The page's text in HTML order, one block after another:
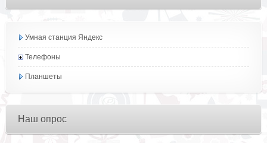
Умная станция Яндекс
Телефоны
Планшеты
Наш опрос